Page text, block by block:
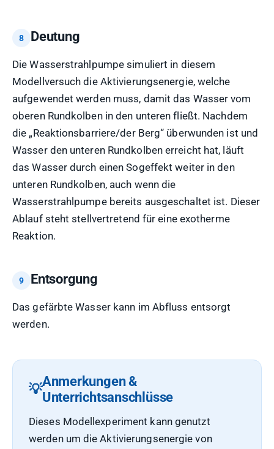
Deutung
Die Wasserstrahlpumpe simuliert in diesem
Modellversuch die Aktivierungsenergie, welche
aufgewendet werden muss, damit das Wasser vom
oberen Rundkolben in den unteren fließt. Nachdem
die „Reaktionsbarriere/der Berg“ überwunden ist und
Wasser den unteren Rundkolben erreicht hat, läuft
das Wasser durch einen Sogeffekt weiter in den
unteren Rundkolben, auch wenn die
Wasserstrahlpumpe bereits ausgeschaltet ist. Dieser
Ablauf steht stellvertretend für eine exotherme
Reaktion.
Entsorgung
Das gefärbte Wasser kann im Abfluss entsorgt
werden.
Anmerkungen &
Unterrichtsanschlüsse
Dieses Modellexperiment kann genutzt
werden um die Aktivierungsenergie von